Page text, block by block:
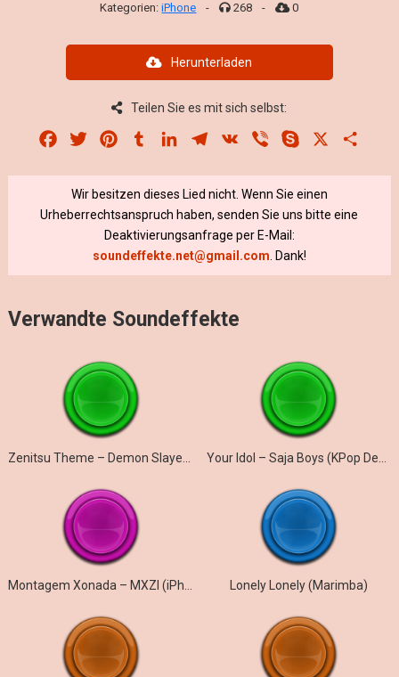
Kategorien:iPhone - 268 - 0
Herunterladen
Teilen Sie es mit sich selbst:
Facebook
Twitter PinterestTumblrLinkedInTelegram
VK Viber Skype
Wir besitzen dieses Lied nicht. Wenn Sie einen
Urheberrechtsanspruch haben, senden Sie uns bitte eine
Deaktivierungsanfrage per E-Mail:
soundeffekte.net@gmail.com . Dank!
Verwandte Soundeffekte
Lonely Lonely (Marimba)